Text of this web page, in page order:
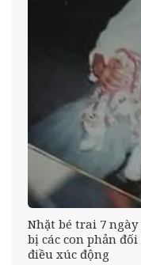
Nhặt bé trai 7
bị các con phản
điều xúc động